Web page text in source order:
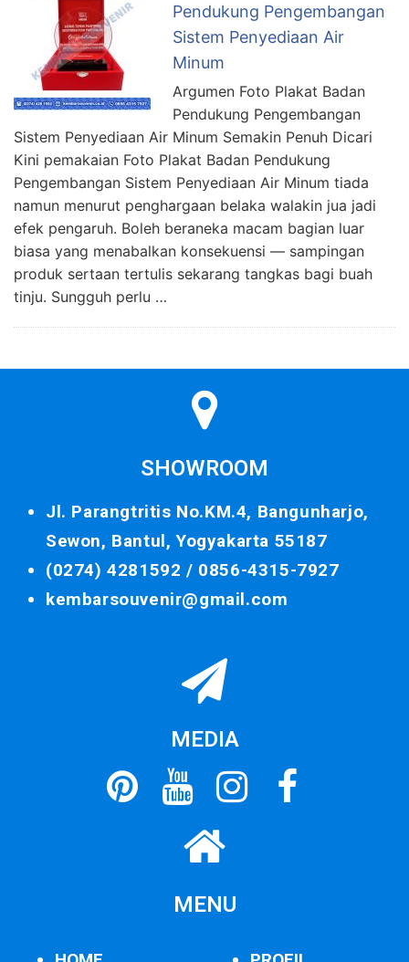
Pendukung Pengembangan
Sistem Penyediaan Air
Minum
Argumen Foto Plakat Badan
Pendukung Pengembangan
Sistem Penyediaan Air Minum Semakin Penuh Dicari
Kini pemakaian Foto Plakat Badan Pendukung
Pengembangan Sistem Penyediaan Air Minum tiada
namun menurut penghargaan belaka walakin jua jadi
efek pengaruh. Boleh beraneka macam bagian luar
biasa yang menabalkan konsekuensi — sampingan
produk sertaan tertulis sekarang tangkas bagi buah
tinju. Sungguh perlu …
SHOWROOM
Jl. Parangtritis No.KM.4, Bangunharjo,
Sewon, Bantul, Yogyakarta 55187
(0274) 4281592 / 0856-4315-7927
kembarsouvenir@gmail.com
MEDIA
MENU